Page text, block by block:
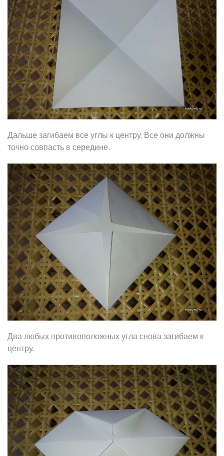
Дальше загибаем все углы к центру. Все они должны
точно совпасть в середине.
Два любых противоположных угла снова загибаем к
центру.